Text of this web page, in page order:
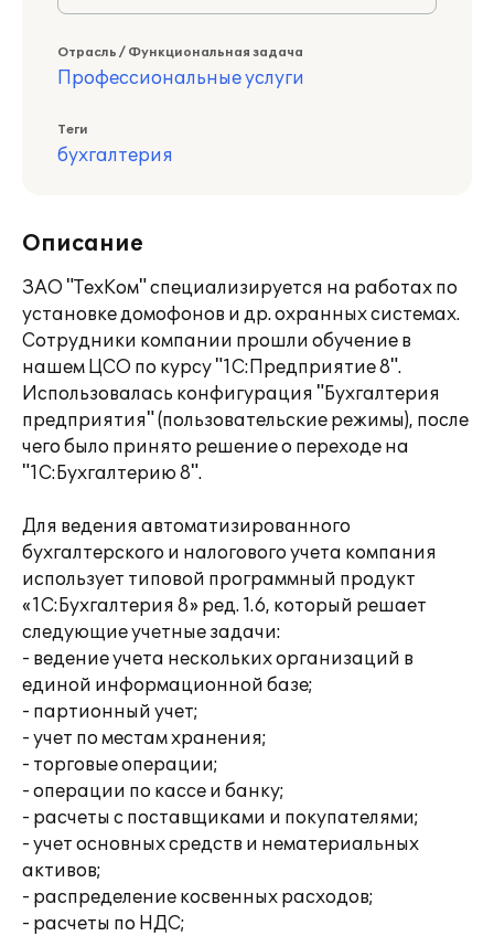
Отрасль / Функциональная задача
Профессиональные услуги
Теги
бухгалтерия
Описание
ЗАО "ТехКом" специализируется на работах по
установке домофонов и др. охранных системах.
Сотрудники компании прошли обучение в
нашем ЦСО по курсу "1С:Предприятие 8".
Использовалась конфигурация "Бухгалтерия
предприятия" (пользовательские режимы), после
чего было принято решение о переходе на
"1С:Бухгалтерию 8".
Для ведения автоматизированного
бухгалтерского и налогового учета компания
использует типовой программный продукт
«1С:Бухгалтерия 8» ред. 1.6, который решает
следующие учетные задачи:
- ведение учета нескольких организаций в
единой информационной базе;
- партионный учет;
- учет по местам хранения;
- торговые операции;
- операции по кассе и банку;
- расчеты с поставщиками и покупателями;
- учет основных средств и нематериальных
активов;
- распределение косвенных расходов;
- расчеты по НДС;